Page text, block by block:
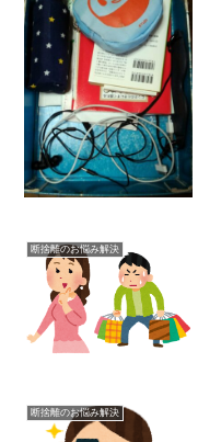
断捨離のお悩み解決
断捨離のお悩み解決